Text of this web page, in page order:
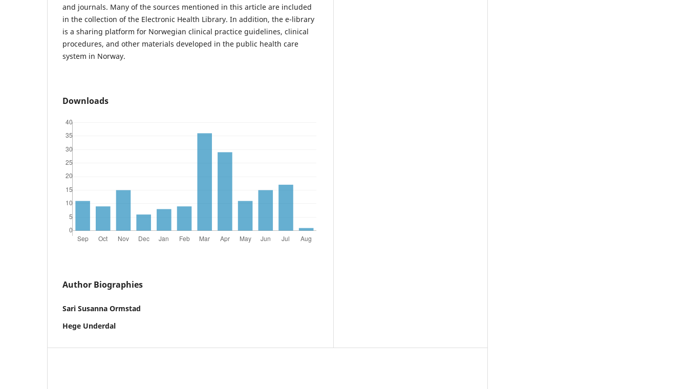
and journals. Many of the sources mentioned in this article are included
in the collection of the Electronic Health Library. In addition, the e-library
is a sharing platform for Norwegian clinical practice guidelines, clinical
procedures, and other materials developed in the public health care
system in Norway.
Downloads
Author Biographies
Sari Susanna Ormstad
Hege Underdal